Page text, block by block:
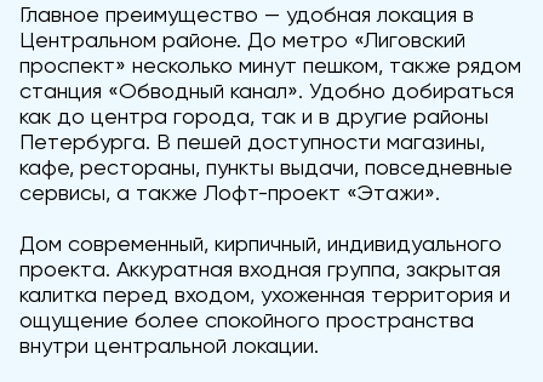
Главное преимущество — удобная локация в
Центральном районе. До метро «Лиговский
проспект» несколько минут пешком, также рядом
станция «Обводный канал». Удобно добираться
как до центра города, так и в другие районы
Петербурга. В пешей доступности магазины,
кафе, рестораны, пункты выдачи, повседневные
сервисы, а также Лофт-проект «Этажи».
Дом современный, кирпичный, индивидуального
проекта. Аккуратная входная группа, закрытая
калитка перед входом, ухоженная территория и
ощущение более спокойного пространства
внутри центральной локации.